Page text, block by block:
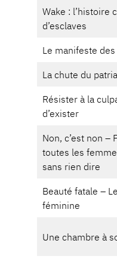
Wake : l’histoire
d’esclaves
Le manifeste
La chute du
Résister à la
d’exister
Non, c’est non –
toutes les
sans rien dire
Beauté fatale –
féminine
Une chambre à